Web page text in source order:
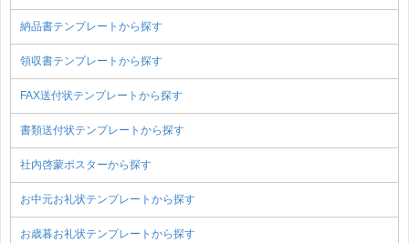
納品書テンプレートから探す
領収書テンプレートから探す
FAX送付状テンプレートから探す
書類送付状テンプレートから探す
社内啓蒙ポスターから探す
お中元お礼状テンプレートから探す
お歳暮お礼状テンプレートから探す